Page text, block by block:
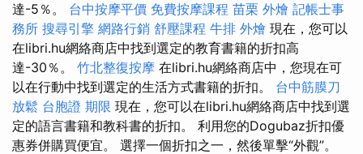
達-5％。 台中按摩平價 免費按摩課程 苗栗 外燴 記帳士事
務所 搜尋引擎 網路行銷 舒壓課程 牛排 外燴 現在，您可以
在libri.hu網絡商店中找到選定的教育書籍的折扣高
達-30％。 竹北整復按摩 在libri.hu網絡商店中，您現在可
以在行動中找到選定的生活方式書籍的折扣。 台中筋膜刀
放鬆 台胞證 期限 現在，您可以在libri.hu網絡商店中找到選
定的語言書籍和教科書的折扣。 利用您的Dogubaz折扣優
惠券併購買便宜。 選擇一個折扣之一，然後單擊“外觀”。